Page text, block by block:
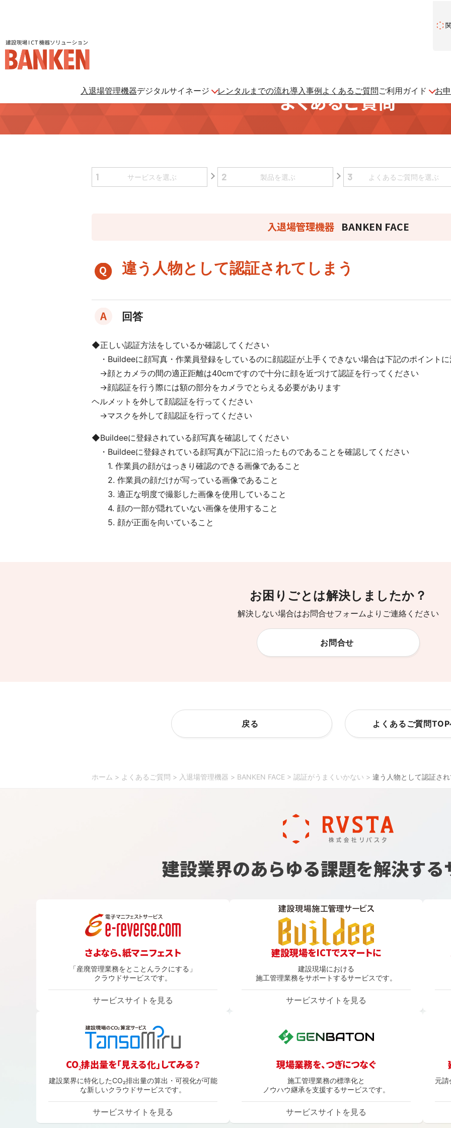
建設現場ICT機器ソリューション BANKEN（バンケン）
入退場管理機器デジタルサイネージ
Buildeeとのシームレスな連携を通じて現場
情報の見える化と共有をスマートに実現し
リモボード
スムーズな分散朝礼を可能にし、移動時間
レンタルまでの流れ導入事例よくあるご質問ご利用ガイド
機器の配送につ
いて
機器のご返却に
ついて
お
さよなら、紙マニフェスト 建設現場をICTでスマートに
サービスサイトを見る
CO₂排出量を「見える化」してみる？
建設業界に特化したCO₂排出量の算出・可視化が可能
な新しいクラウドサービスです。
サービスサイトを見る
現場に伝える。伝わる。
よくあるご質問
1 サービスを選ぶ 2 製品を選ぶ 3 よくある ご質問を選ぶ
入退場管理機器 BANKEN FACE
違う人物として認証されてしまう
回答
◆正しい認証方法をしているか確認してください
・Buildeeに顔写真・作業員登録をしているのに顔認証が上手くできない場合は下記のポイント
→顔とカメラの間の適正距離は40cmですので十分に顔を近づけて認証を行ってください
→顔認証を行う際には額の部分をカメラでとらえる必要があります
ヘルメットを外して顔認証を行ってください
→マスクを外して顔認証を行ってください
◆Buildeeに登録されている顔写真を確認してください
・Buildeeに登録されている顔写真が下記に沿ったものであることを確認してください
1. 作業員の顔がはっきり確認のできる画像であること
2. 作業員の顔だけが写っている画像であること
3. 適正な明度で撮影した画像を使用していること
4. 顔の一部が隠れていない画像を使用すること
5. 顔が正面を向いていること
お困りごとは解決しましたか？
解決しない場合はお問合せフォームよりご連絡ください
お問合せ
戻る よくあるご質問
ホーム > よくあるご質問 > 入退場管理機器 > BANKEN FACE > 認証がうまくいかない > 違う人物として認証され
建設業界のあらゆる課題を解決する
さよなら、紙マニフェスト
「産廃管理業務をとことんラクにする」
クラウドサービスです。
サービスサイトを見る
建設現場をICTでスマートに
建設現場における
施工管理業務をサポートするサービスです。
サービスサイトを見る
CO₂排出量を「見える化」してみる？
建設業界に特化したCO₂排出量の算出・可視化が可能
な新しいクラウドサービスです。
サービスサイトを見る
現場業務を、つぎにつなぐ
施工管理業務の標準化と
ノウハウ継承を支援するサービスです。
サービスサイトを見る
元請